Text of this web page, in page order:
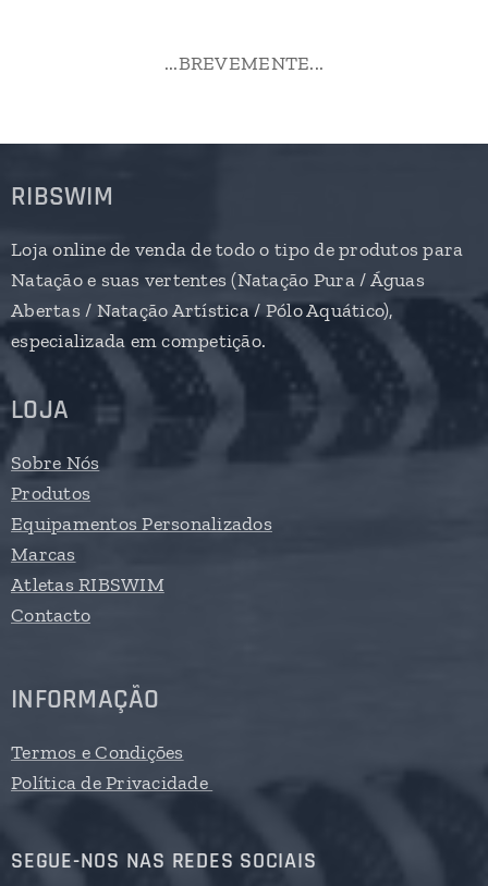
...BREVEMENTE...
RIBSWIM
Loja online de venda de todo o tipo de produtos para
Natação e suas vertentes (Natação Pura / Águas
Abertas / Natação Artística / Pólo Aquático),
especializada em competição.
LOJA
Sobre Nós
Produtos
Equipamentos Personalizados
Marcas
Atletas RIBSWIM
Contacto
INFORMAÇÃO
Termos e Condições
Política de Privacidade
SEGUE-NOS NAS REDES SOCIAIS